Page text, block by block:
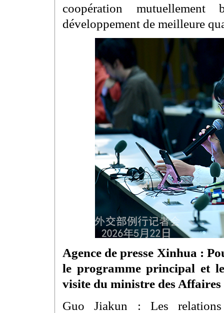
coopération
développement de meilleure
Agence de presse Xinhua :
le programme principal et
visite du ministre des
Guo Jiakun : Les relations